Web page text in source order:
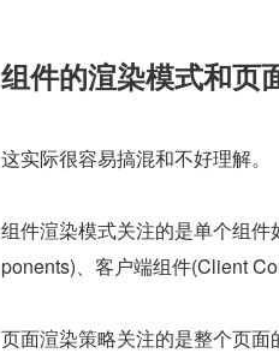
组件的渲染模式和页
这实际很容易搞混和不好理解。
组件渲染模式关注的是单个组
ponents)、客户端组件(Client
页面渲染策略关注的是整个页